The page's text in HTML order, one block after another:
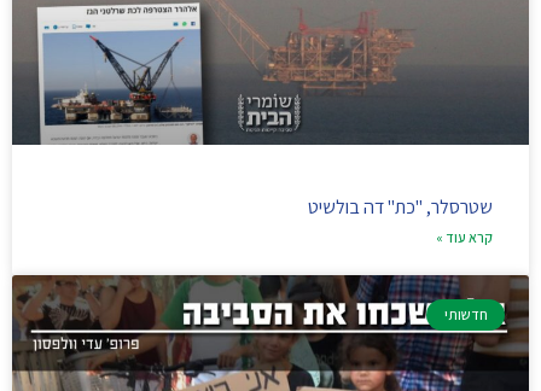
שטרסלר, "כת" דה בולשיט
קרא עוד »
חדשותי